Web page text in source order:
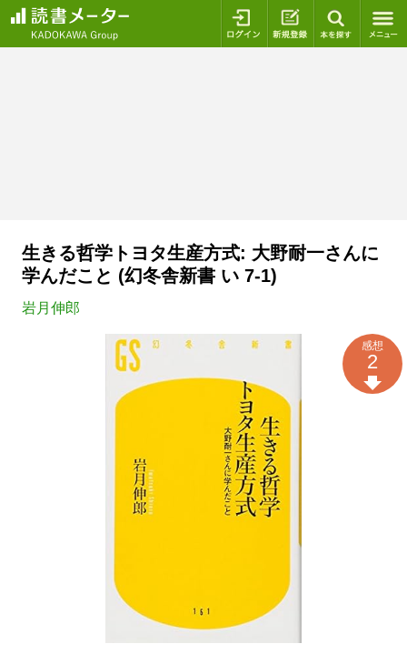
ログイン 新規登録
生きる哲学トヨタ生産方式: 大野耐一さんに
学んだこと (幻冬舎新書 い 7-1)
岩月伸郎
感想
2